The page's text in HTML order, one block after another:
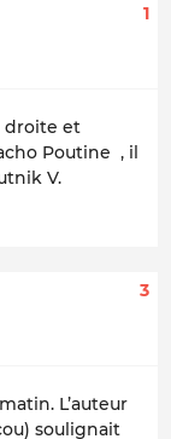
1
droite et
Poutine , il
V.
3
L’auteur
soulignait